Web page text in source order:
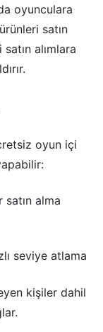
oyunculara
satın
alımlara
oyun içi
alma
seviye atlama
kişiler dahil